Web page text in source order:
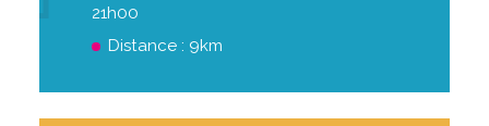
21h00
Distance : 9km